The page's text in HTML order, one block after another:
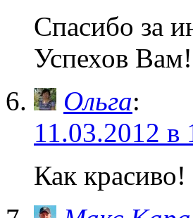
Спасибо за
Успехов Вам!
Ольга:
11.03.2012 в
Как